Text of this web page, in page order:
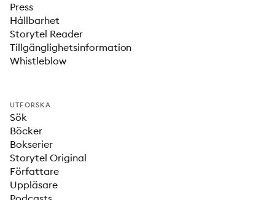
Press
Hållbarhet
Storytel Reader
Tillgänglighetsinformation
Whistleblow
UTFORSKA
Sök
Böcker
Bokserier
Storytel Original
Författare
Uppläsare